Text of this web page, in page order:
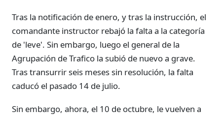
Tras la notificación de enero, y tras la instrucción, el
comandante instructor rebajó la falta a la categoría
de 'leve'. Sin embargo, luego el general de la
Agrupación de Trafico la subió de nuevo a grave.
Tras transurrir seis meses sin resolución, la falta
caducó el pasado 14 de julio.
Sin embargo, ahora, el 10 de octubre, le vuelven a